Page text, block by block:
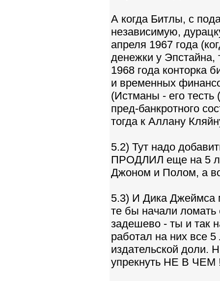
А когда Битлы, с
независимую,
апреля 1967 года
денежки у
1968 года конторка
и временных
(Истманы - его
пред-банкротного
тогда к Аллану
5.2) Тут надо
ПРОДЛИЛ еще на 5
Джоном и Полом, а
5.3) И Дика Джеймса
те бы начали ломать
задешево - ты и так
работал на них
издательской
упрекнуть НЕ В ЧЕМ